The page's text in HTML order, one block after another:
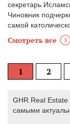
секретарь
Чиновник
самой
Смотреть все
1 2
GHR Real Estate
самыми